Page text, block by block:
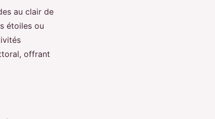
au clair de
étoiles ou
offrant